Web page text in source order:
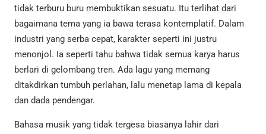
tidak terburu buru membuktikan sesuatu. Itu terlihat dari
bagaimana tema yang ia bawa terasa kontemplatif. Dalam
industri yang serba cepat, karakter seperti ini justru
menonjol. Ia seperti tahu bahwa tidak semua karya harus
berlari di gelombang tren. Ada lagu yang memang
ditakdirkan tumbuh perlahan, lalu menetap lama di kepala
dan dada pendengar.
Bahasa musik yang tidak tergesa biasanya lahir dari